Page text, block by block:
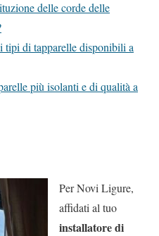
delle corde delle
tipi di tapparelle disponibili a
più isolanti e di qualità a
Per Novi Ligure,
affidati al tuo
installatore di